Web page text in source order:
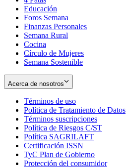
window
new
window
Educación
Foros Semana
Finanzas Personales
Semana Rural
Cocina
Círculo de Mujeres
Semana Sostenible
Acerca de nosotros
Términos de uso
in
new
window
Política de Tratamiento de Datos
Términos suscripciones
in
Política de Riesgos C/ST
Política SAGRILAFT
new
window
Certificación ISSN
in
new
TyC Plan de Gobierno
in
Protección del consumidorOpens